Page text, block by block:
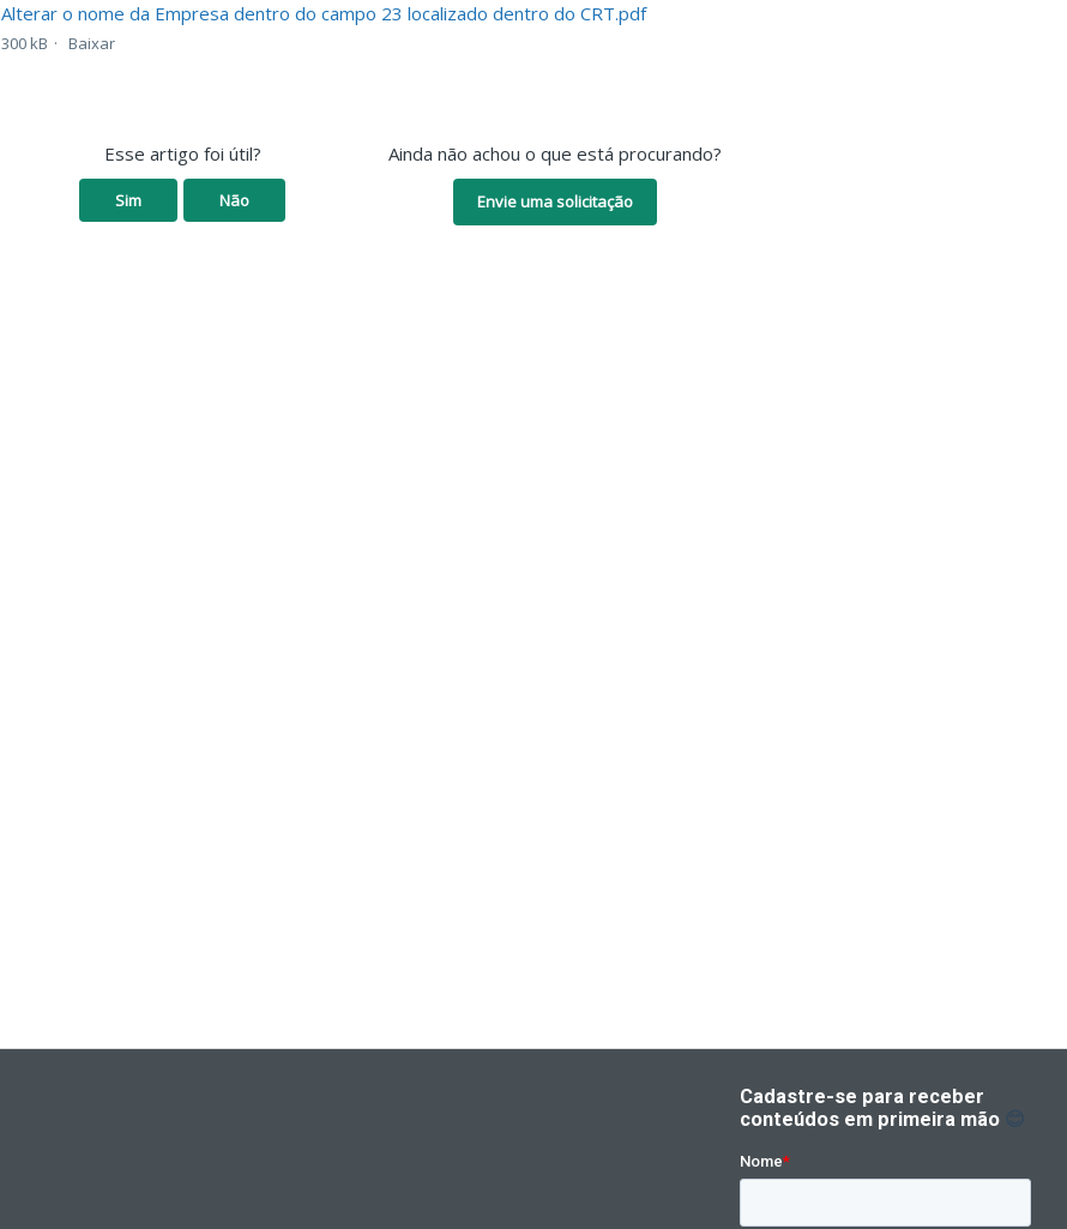
Alterar o nome da Empresa dentro do campo 23 localizado dentro do CRT.pdf
300 kB Baixar
Esse artigo foi útil?
Sim Não
Ainda não achou o que está procurando?
Envie uma solicitação